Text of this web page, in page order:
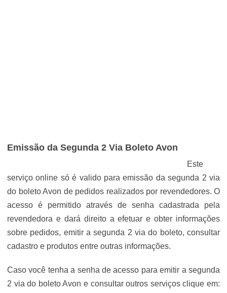
Emissão da Segunda 2 Via Boleto Avon
Este
serviço online só é valido para emissão da segunda 2 via
do boleto Avon de pedidos realizados por revendedores. O
acesso é permitido através de senha cadastrada pela
revendedora e dará direito a efetuar e obter informações
sobre pedidos, emitir a segunda 2 via do boleto, consultar
cadastro e produtos entre outras informações.
Caso você tenha a senha de acesso para emitir a segunda
2 via do boleto Avon e consultar outros serviços clique em: